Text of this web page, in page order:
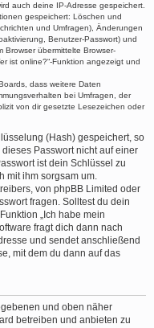
auch deine IP-Adresse gespeichert.
gespeichert: Löschen und
und Umfragen), Änderungen
Benutzer-Passwort) und
Browser übermittelte Browser-
ist online?“-Funktion angezeigt und
dass weitere Daten
bei Umfragen, der
von dir gesetzte Lesezeichen oder
(Hash) gespeichert, so
Passwort nicht auf einer
ist dein Schlüssel zu
mit ihm sorgsam um.
von phpBB Limited oder
fragen. Solltest du dein
„Ich habe mein
fragt dich dann nach
und sendet anschließend
mit dem du dann auf das
und oben näher
betreiben und anbieten zu